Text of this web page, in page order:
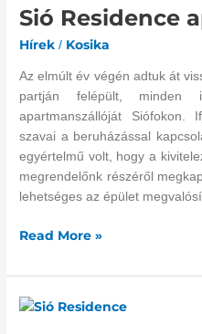
Sió Residence
Hírek / Kosika
Az elmúlt év végén adtuk át
partján felépült, minden
apartmanszállóját Siófokon.
szavai a beruházással
egyértelmű volt, hogy a
megrendelőnk részéről
lehetséges az épület
fel
a
Sió
apartmanszállót
Read More »
Ahol